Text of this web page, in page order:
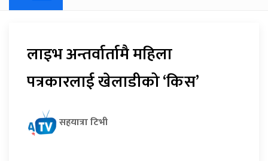
लाइभ अन्तर्वार्तामै महिला
पत्रकारलाई खेलाडीको ‘किस’
सहयात्रा टिभी